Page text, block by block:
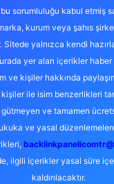
sorumluluğu kabul etmiş
kurum veya şahıs
Sitede yalnızca kendi
yer alan içerikler
ve kişiler hakkında
ile isim benzerlikleri
ve tamamen
ve yasal
ilgili içerikler yasal süre
kaldırılacaktır.